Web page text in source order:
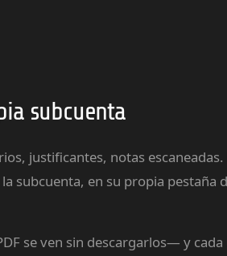
subcuenta
justificantes, notas
en su propia pestaña
se ven sin descargarlos— y